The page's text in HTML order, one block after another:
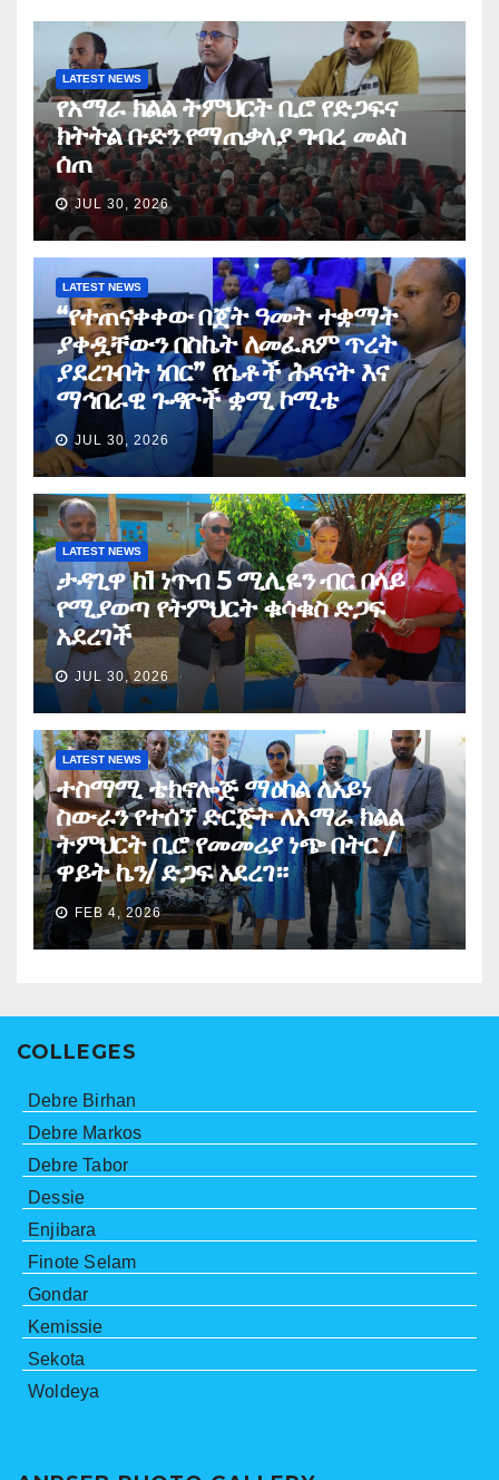
LATEST NEWS
የአማራ ክልል ትምህርት ቢሮ የድጋፍና
ክትትል ቡድን የማጠቃለያ ግብረ መልስ
ሰጠ
JUL 30, 2026
LATEST NEWS
“የተጠናቀቀው በጀት ዓመት ተቋማት
ያቀዷቸውን በስኬት ለመፈጸም ጥረት
ያደረጉበት ነበር” የሴቶች ሕጻናት እና
ማኅበራዊ ጉዳዮች ቋሚ ኮሚቴ
JUL 30, 2026
LATEST NEWS
ታዳጊዋ ከ1 ነጥብ 5 ሚሊዬን ብር በላይ
የሚያወጣ የትምህርት ቁሳቁስ ድጋፍ
አደረገች
JUL 30, 2026
LATEST NEWS
ተስማሚ ቴክኖሎጅ ማዕከል ለአይነ
ስውራን የተሰኘ ድርጅት ለአማራ ክልል
ትምህርት ቢሮ የመመሪያ ነጭ በትር /
ዋይት ኬን/ ድጋፍ አደረገ።
FEB 4, 2026
COLLEGES
Debre Birhan
Debre Markos
Debre Tabor
Dessie
Enjibara
Finote Selam
Gondar
Kemissie
Sekota
Woldeya